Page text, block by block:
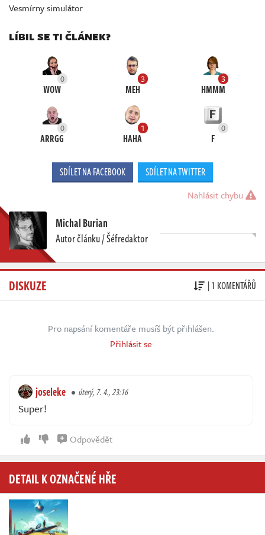
Vesmírny simulátor
LÍBIL SE TI ČLÁNEK?
0
WOW
3
MEH
3
HMMM
0
ARRGG
1
HAHA
0
F
SDÍLET NA FACEBOOK SDÍLET NA TWITTER
Nahlásit chybu
Michal Burian
Autor článku / Šéfredaktor
DISKUZE | 1 KOMENTÁŘŮ
Pro napsání komentáře musíš být přihlášen.
Přihlásit se
joseleke úterý, 7. 4., 23:16
Super!
Odpovědět
DETAIL K OZNAČENÉ HŘE